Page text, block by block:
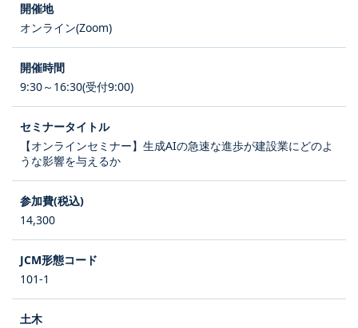
オンライン(Zoom)
9:30～16:30(受付9:00)
【オンラインセミナー】生成AIの急速な進歩が建設業にどのよ
うな影響を与えるか
14,300
101-1